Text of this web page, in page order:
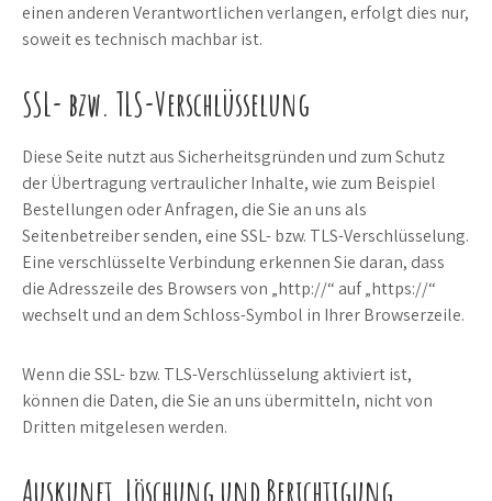
einen anderen Verantwortlichen verlangen, erfolgt dies nur,
soweit es technisch machbar ist.
SSL- bzw. TLS-Verschlüsselung
Diese Seite nutzt aus Sicherheitsgründen und zum Schutz
der Übertragung vertraulicher Inhalte, wie zum Beispiel
Bestellungen oder Anfragen, die Sie an uns als
Seitenbetreiber senden, eine SSL- bzw. TLS-Verschlüsselung.
Eine verschlüsselte Verbindung erkennen Sie daran, dass
die Adresszeile des Browsers von „http://“ auf „https://“
wechselt und an dem Schloss-Symbol in Ihrer Browserzeile.
Wenn die SSL- bzw. TLS-Verschlüsselung aktiviert ist,
können die Daten, die Sie an uns übermitteln, nicht von
Dritten mitgelesen werden.
Auskunft, Löschung und Berichtigung